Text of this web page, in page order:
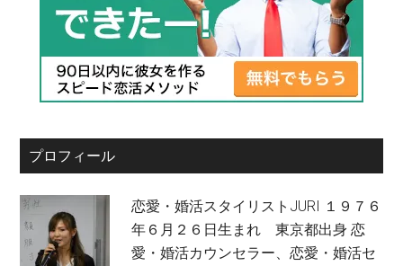
プロフィール
恋愛・婚活スタイリストJURI １９７６
年６月２６日生まれ 東京都出身 恋
愛・婚活カウンセラー、恋愛・婚活セ